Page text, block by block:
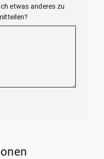
etwas anderes zu